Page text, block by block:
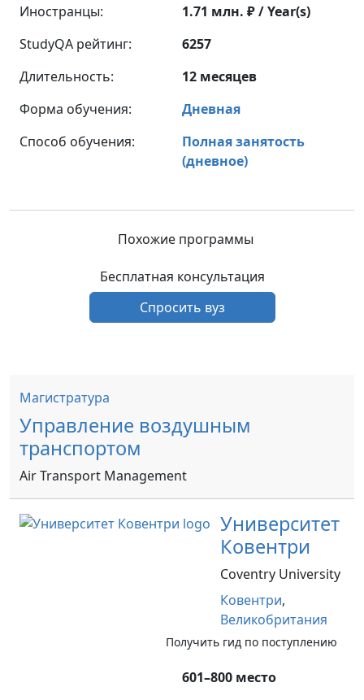
Иностранцы:
1.71 млн. ₽ / Year(s)
StudyQA рейтинг:
6257
Длительность:
12 месяцев
Форма обучения:
Дневная
Способ обучения:
Полная занятость
(дневное)
Похожие программы
Бесплатная консультация
Спросить вуз
Магистратура
Управление воздушным
транспортом
Air Transport Management
Университет
Ковентри
Coventry University
Ковентри,
Великобритания
Получить гид по поступлению
601–800 место